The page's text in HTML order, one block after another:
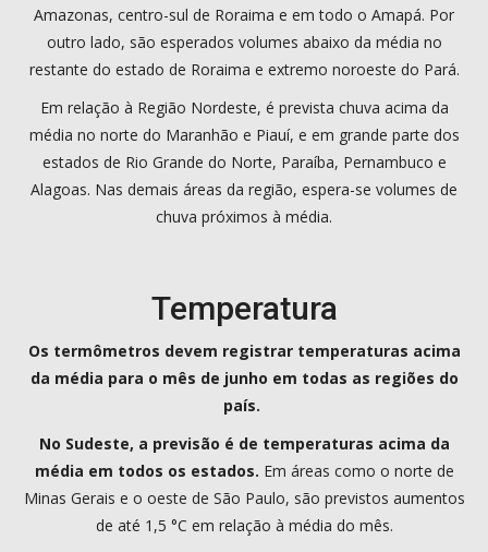
Amazonas, centro-sul de Roraima e em todo o Amapá. Por
outro lado, são esperados volumes abaixo da média no
restante do estado de Roraima e extremo noroeste do Pará.
Em relação à Região Nordeste, é prevista chuva acima da
média no norte do Maranhão e Piauí, e em grande parte dos
estados de Rio Grande do Norte, Paraíba, Pernambuco e
Alagoas. Nas demais áreas da região, espera-se volumes de
chuva próximos à média.
Temperatura
Os termômetros devem registrar temperaturas acima
da média para o mês de junho em todas as regiões do
país.
No Sudeste, a previsão é de temperaturas acima da
média em todos os estados. Em áreas como o norte de
Minas Gerais e o oeste de São Paulo, são previstos aumentos
de até 1,5 °C em relação à média do mês.